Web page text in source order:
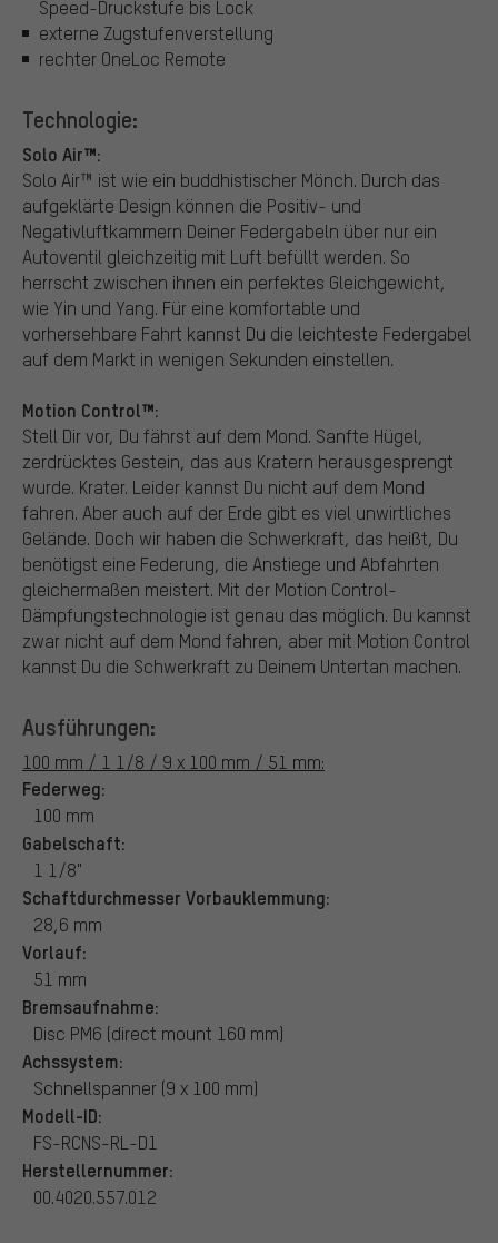
Speed-Druckstufe bis Lock
externe Zugstufenverstellung
rechter OneLoc Remote
Technologie:
Solo Air™:
Solo Air™ ist wie ein buddhistischer Mönch. Durch das
aufgeklärte Design können die Positiv- und
Negativluftkammern Deiner Federgabeln über nur ein
Autoventil gleichzeitig mit Luft befüllt werden. So
herrscht zwischen ihnen ein perfektes Gleichgewicht,
wie Yin und Yang. Für eine komfortable und
vorhersehbare Fahrt kannst Du die leichteste Federgabel
auf dem Markt in wenigen Sekunden einstellen.
Motion Control™:
Stell Dir vor, Du fährst auf dem Mond. Sanfte Hügel,
zerdrücktes Gestein, das aus Kratern herausgesprengt
wurde. Krater. Leider kannst Du nicht auf dem Mond
fahren. Aber auch auf der Erde gibt es viel unwirtliches
Gelände. Doch wir haben die Schwerkraft, das heißt, Du
benötigst eine Federung, die Anstiege und Abfahrten
gleichermaßen meistert. Mit der Motion Control-
Dämpfungstechnologie ist genau das möglich. Du kannst
zwar nicht auf dem Mond fahren, aber mit Motion Control
kannst Du die Schwerkraft zu Deinem Untertan machen.
Ausführungen:
100 mm / 1 1/8 / 9 x 100 mm / 51 mm:
Federweg:
100 mm
Gabelschaft:
1 1/8"
Schaftdurchmesser Vorbauklemmung:
28,6 mm
Vorlauf:
51 mm
Bremsaufnahme:
Disc PM6 (direct mount 160 mm)
Achssystem:
Schnellspanner (9 x 100 mm)
Modell-ID:
FS-RCNS-RL-D1
Herstellernummer:
00.4020.557.012